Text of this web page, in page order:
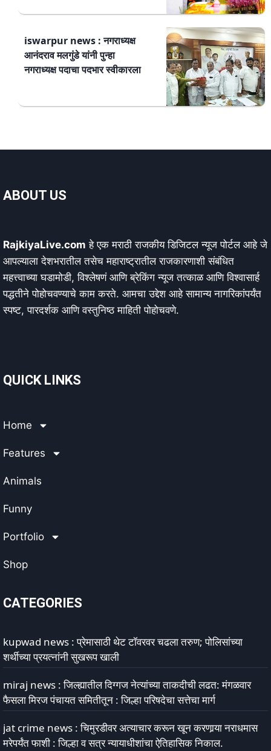
iswarpur news : नगराध्यक्ष
आनंदराव मलगुंडे यांनी पुन्हा
नगराध्यक्ष पदाचा पदभार स्वीकारला
ABOUT US
RajkiyaLive.com हे एक मराठी राजकीय डिजिटल न्यूज पोर्टल आहे जे
आपल्याला देशभरातील तसेच महाराष्ट्रातील राजकारणाशी संबंधित
महत्त्वाच्या घडामोडी, विश्लेषणं आणि ब्रेकिंग न्यूज तत्काळ आणि विश्वासार्ह
पद्धतीने पोहोचवण्याचे काम करते. आमचा उद्देश आहे सामान्य नागरिकांपर्यंत
स्पष्ट, पारदर्शक आणि वस्तुनिष्ठ माहिती पोहोचवणे.
QUICK LINKS
Home
Features
Animals
Funny
Portfolio
Shop
CATEGORIES
kupwad news : प्रेमासाठी थेट टॉवरवर चढला तरुण; पोलिसांच्या
शर्थीच्या प्रयत्नांनी सुखरूप खाली
miraj news : जिल्ह्यातील दिग्गज नेत्यांच्या ताकदीची लढत: मंगळवार
फैसला मिरज पंचायत समितीतून : जिल्हा परिषदेचा सत्तेचा मार्ग
jat crime news : चिमुरडीवर अत्याचार करून खून करणार्‍या नराधमास
मरेपर्यंत फाशी : जिल्हा व सत्र न्यायाधीशांचा ऐतिहासिक निकाल.